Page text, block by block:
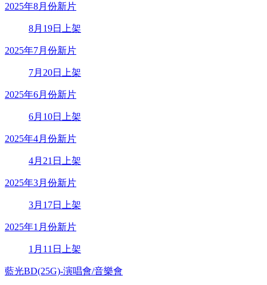
2025年8月份新片
8月19日上架
2025年7月份新片
7月20日上架
2025年6月份新片
6月10日上架
2025年4月份新片
4月21日上架
2025年3月份新片
3月17日上架
2025年1月份新片
1月11日上架
藍光BD(25G)-演唱會/音樂會